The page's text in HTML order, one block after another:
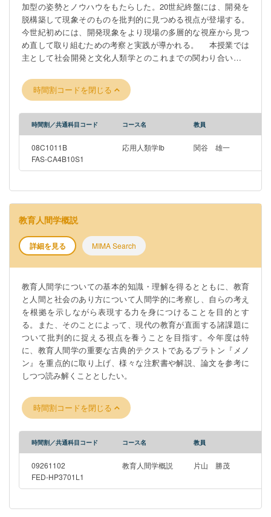
加型の姿勢とノウハウをもたらした。20世紀終盤には、開発を
脱構築して現象そのものを批判的に見つめる視点が登場する。
今世紀初めには、開発現象をより現場の多層的な視座から見つ
め直して取り組むための考察と実践が導かれる。 本授業では
主として社会開発と文化人類学とのこれまでの関わり合いを開
きたかを考察する。さらに余力があれば最新の研究に関しても
考察を広げてゆく。 S1タームは講義中心、S2タームは研究書
単位、セメスター単位で参加をしてください。
時間割コードを閉じる
時間割／共通科目コード コース名 教員
08C1011B
FAS-CA4B10S1
応用人類学Ib 関谷 雄一
教育人間学概説
詳細を見る MIMA Search
教育人間学についての基本的知識・理解を得るとともに、教育
と人間と社会のあり方について人間学的に考察し、自らの考え
を根拠を示しながら表現する力を身につけることを目的とす
る。また、そのことによって、現代の教育が直面する諸課題に
ついて批判的に捉える視点を養うことを目指す。今年度は特
に、教育人間学の重要な古典的テクストであるプラトン『メノ
ン』を重点的に取り上げ、様々な注釈書や解説、論文を参考に
しつつ読み解くこととしたい。
時間割コードを閉じる
時間割／共通科目コード コース名 教員
09261102
FED-HP3701L1
教育人間学概説 片山 勝茂